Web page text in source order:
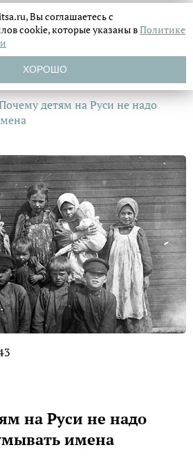
детям на Руси не надо
на Руси не надо
имена
Вы соглашаетесь с
cookie, которые указаны вПолитике
ХОРОШО